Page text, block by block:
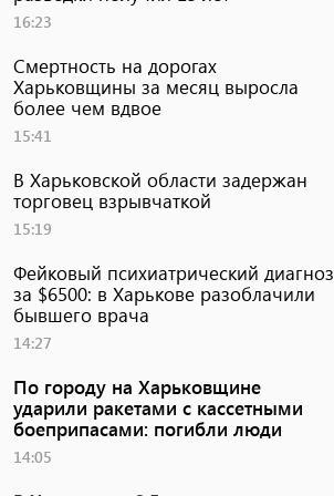
16:23
Смертность на дорогах
Харьковщины за месяц выросла
более чем вдвое
15:41
В Харьковской области задержан
торговец взрывчаткой
15:19
Фейковый психиатрический диагноз
за $6500: в Харькове разоблачили
бывшего врача
14:27
По городу на Харьковщине
ударили ракетами с кассетными
боеприпасами: погибли люди
14:05